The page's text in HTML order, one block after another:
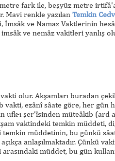
fark ile, beşyüz metre
Mavi renkle yazılan Temkin
İmsâk ve Namaz Vaktlerinin
ve nemâz vakitleri yanlış
vakti olur. Akşamları buradan
vakti, ezânî sâate göre, her gün
ufk-ı şer’îsinden müteâkib (ard
vaktindeki temkin müddeti,
temkin müddetinin, bu günkü
anlaşılmaktadır. Çünkü
müddet, bu gün